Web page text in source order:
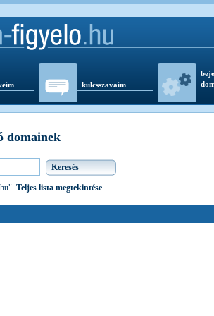
kulcsszavaim
domainek
Teljes lista megtekintése